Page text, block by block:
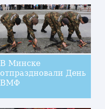
В Минске
отпраздновали День
ВМФ